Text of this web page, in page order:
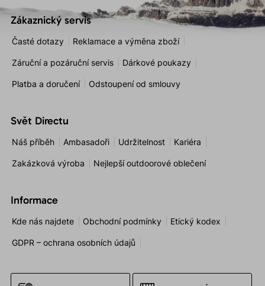
Zákaznický servis
Časté dotazy Reklamace a výměna zboží
Záruční a pozáruční servis Dárkové poukazy
Platba a doručení Odstoupení od smlouvy
Svět Directu
Náš příběh Ambasadoři Udržitelnost Kariéra
Zakázková výroba Nejlepší outdoorové oblečení
Informace
Kde nás najdete Obchodní podmínky Etický kodex
GDPR – ochrana osobních údajů